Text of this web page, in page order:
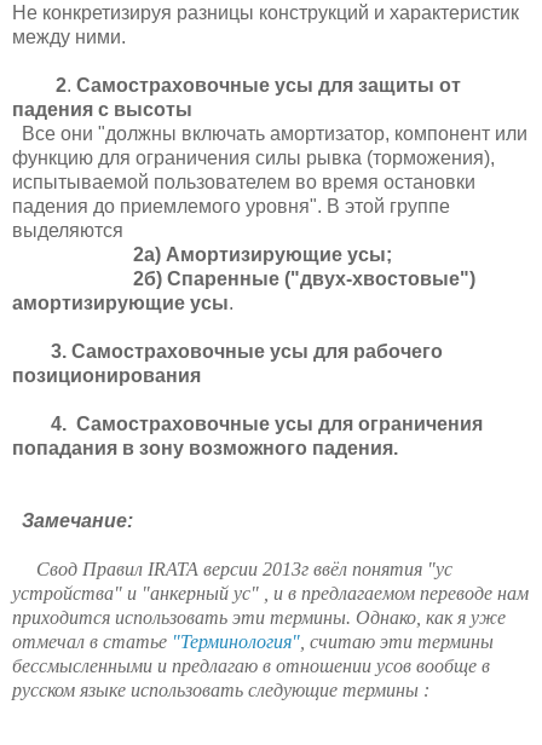
Не конкретизируя разницы конструкций и характеристик
между ними.
2. Самостраховочные усы для защиты от
падения с высоты
Все они "должны включать амортизатор, компонент или
функцию для ограничения силы рывка (торможения),
испытываемой пользователем во время остановки
падения до приемлемого уровня". В этой группе
выделяются
2а) Амортизирующие усы;
2б) Спаренные ("двух-хвостовые")
амортизирующие усы.
3. Самостраховочные усы для рабочего
позиционирования
4. Самостраховочные усы для ограничения
попадания в зону возможного падения.
Замечание:
Свод Правил IRATA версии 2013г ввёл понятия "ус
устройства" и "анкерный ус"
, и в предлагаемом переводе нам
приходится использовать эти термины. Однако, как я уже
отмечал в статье "Терминология" считаю эти термины
бессмысленными и предлагаю в отношении усов вообще в
русском языке использовать следующие термины :